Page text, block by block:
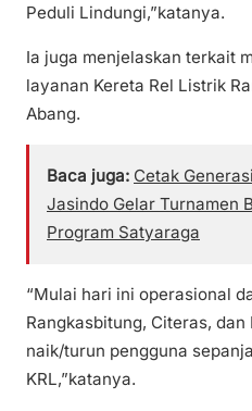
Peduli Lindungi,”katanya.
Ia juga menjelaskan terkait
layanan Kereta Rel Listrik
Abang.
Baca juga: Cetak
Jasindo Gelar Turnamen
Program Satyaraga
“Mulai hari ini operasional
Rangkasbitung, Citeras,
naik/turun pengguna
KRL,”katanya.